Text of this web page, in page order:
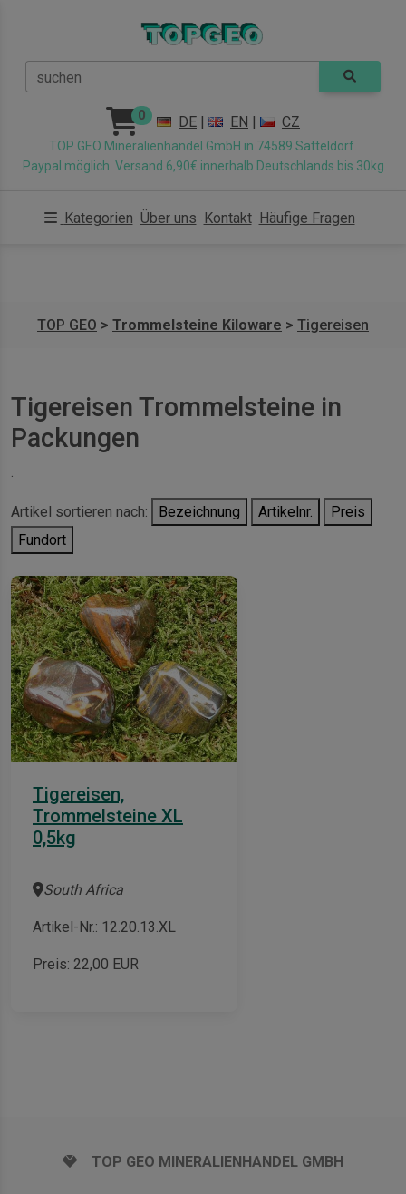
suchen
0 DE | EN | CZ
TOP GEO Mineralienhandel GmbH in 74589 Satteldorf.
Paypal möglich. Versand 6,90€ innerhalb Deutschlands bis 30kg
Kategorien Über uns Kontakt Häufige Fragen
TOP GEO > Trommelsteine Kiloware > Tigereisen
Tigereisen Trommelsteine in
Packungen
.
Artikel sortieren nach: Bezeichnung Artikelnr.
Preis
Fundort
Tigereisen,
Trommelsteine XL
0,5kg
South Africa
Artikel-Nr.: 12.20.13.XL
Preis: 22,00 EUR
TOP GEO MINERALIENHANDEL GMBH